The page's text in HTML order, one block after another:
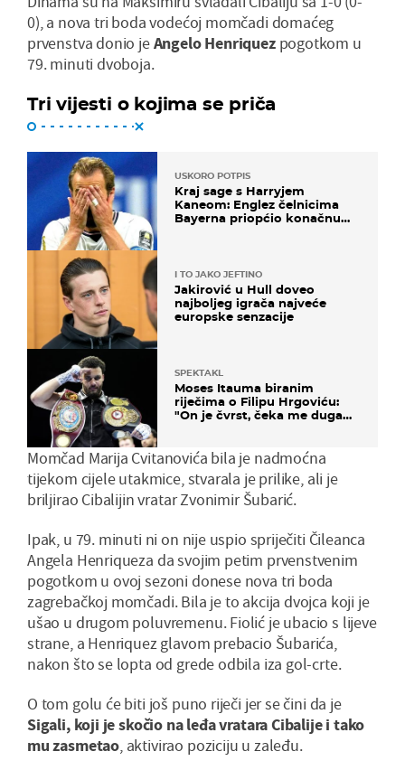
0), a nova tri boda vodećoj momčadi domaćeg
prvenstva donio jeAngelo Henriquezpogotkom u
79. minuti dvoboja.
Tri vijesti o kojima se priča
USKORO POTPIS
Kraj sage s Harryjem
Kaneom: Englez čelnicima
Bayerna priopćio konačnu
I TO JAKO JEFTINO
Jakirović u Hull doveo
najboljeg igrača najveće
europske senzacije
SPEKTAKL
Moses Itauma biranim
riječima o Filipu Hrgoviću:
"On je čvrst, čeka me duga
Momčad Marija Cvitanovića bila je nadmoćna
tijekom cijele utakmice, stvarala je prilike, ali je
briljirao Cibalijin vratar Zvonimir Šubarić.
Ipak, u 79. minuti ni on nije uspio spriječiti Čileanca
Angela Henriqueza da svojim petim prvenstvenim
pogotkom u ovoj sezoni donese nova tri boda
zagrebačkoj momčadi. Bila je to akcija dvojca koji je
ušao u drugom poluvremenu. Fiolić je ubacio s lijeve
strane, a Henriquez glavom prebacio Šubarića,
nakon što se lopta od grede odbila iza gol-crte.
O tom golu će biti još puno riječi jer se čini da je
Sigali, koji je skočio na leđa vratara Cibalije i tako
mu zasmetao, aktivirao poziciju u zaleđu.